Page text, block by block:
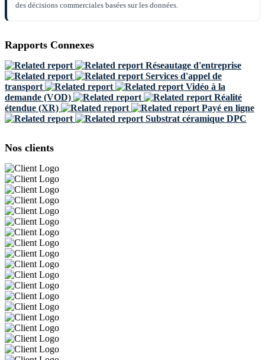
des décisions commerciales basées sur les données.
Rapports Connexes
Réseautage d'entreprise
Services d'appel de
transport
Vidéo à la
demande (VOD)
Réalité
étendue (XR)
Payé en ligne
Substrat céramique DPC
Nos clients